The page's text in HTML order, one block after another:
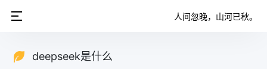
人间忽晚，山河已秋。
deepseek是什么